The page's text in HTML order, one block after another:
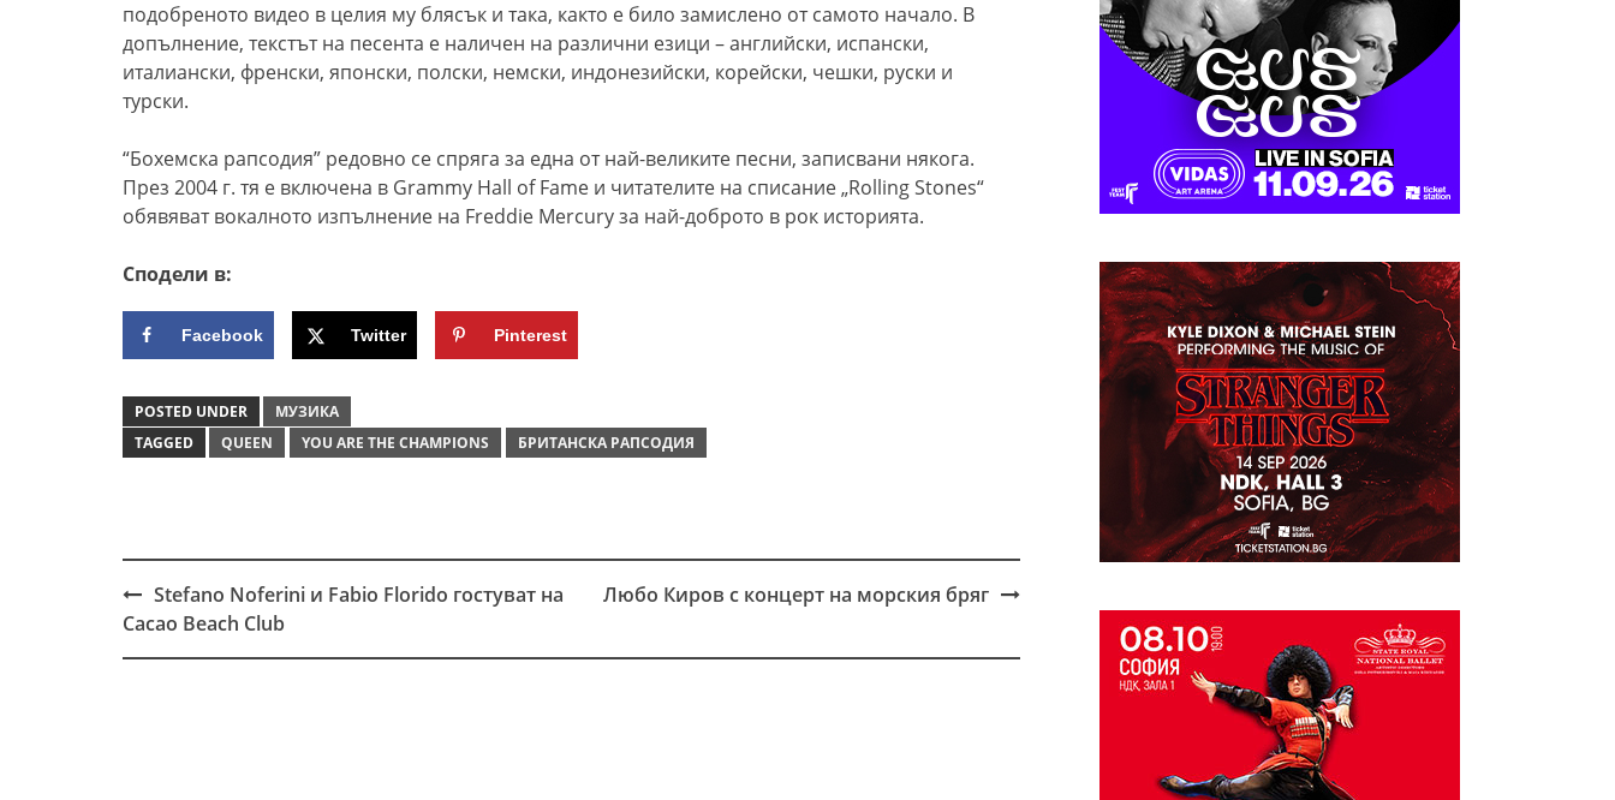
подобреното видео в целия му блясък и така, както е било замислено от самото начало. В
допълнение, текстът на песента е наличен на различни езици – английски, испански,
италиански, френски, японски, полски, немски, индонезийски, корейски, чешки, руски и
турски.
“Бохемска рапсодия” редовно се спряга за една от най-великите песни, записвани някога.
През 2004 г. тя е включена в Grammy Hall of Fame и читателите на списание „Rolling Stones“
обявяват вокалното изпълнение на Freddie Mercury за най-доброто в рок историята.
Сподели в:
Facebook Twitter Pinterest
POSTED UNDER
МУЗИКА
TAGGED
QUEEN YOU ARE THE CHAMPIONS БРИТАНСКА РАПСОДИЯ
Post
Stefano Noferini и Fabio Florido гостуват на
Cacao Beach Club
Любо Киров с концерт на морския бряг